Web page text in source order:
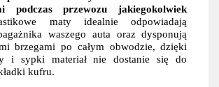
podczas przewozu jakiegokolwiek
maty idealnie odpowiadają
waszego auta oraz dysponują
brzegami po całym obwodzie, dzięki
i sypki materiał nie dostanie się do
kufru.